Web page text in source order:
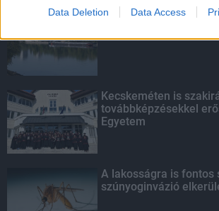
Data Deletion Data Access
Megérkezett az eső a
Kecskeméten is
továbbképzésekkel
Egyetem
A lakosságra is fontos
szúnyoginvázió